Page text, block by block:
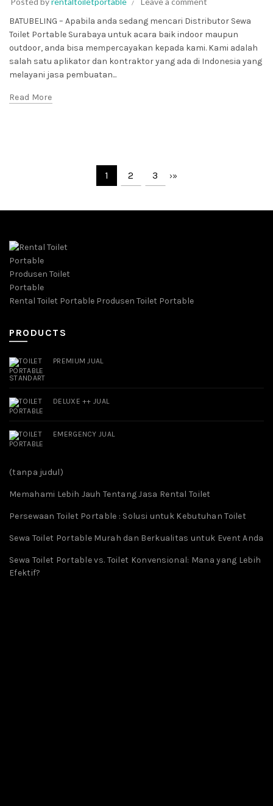
BATUBELING – Apabila anda sedang mencari Distributor Sewa
Toilet Portable Surabaya untuk acara baik indoor maupun
outdoor, anda bisa mempercayakan kepada kami. Kami adalah
salah satu aplikator dan kontraktor yang ada di Indonesia yang
melayani jasa pembuatan...
Read More
1 2 3 ›»
Rental Toilet Portable Produsen Toilet Portable
PRODUCTS
PREMIUM JUAL
DELUXE ++ JUAL
EMERGENCY JUAL
(tanpa judul)
Memahami Lebih Jauh Tentang Jasa Rental Toilet
Persewaan Toilet Portable : Solusi untuk Kebutuhan Toilet
Sewa Toilet Portable Murah dan Berkualitas untuk Event Anda
Sewa Toilet Portable vs. Toilet Konvensional: Mana yang Lebih
Efektif?